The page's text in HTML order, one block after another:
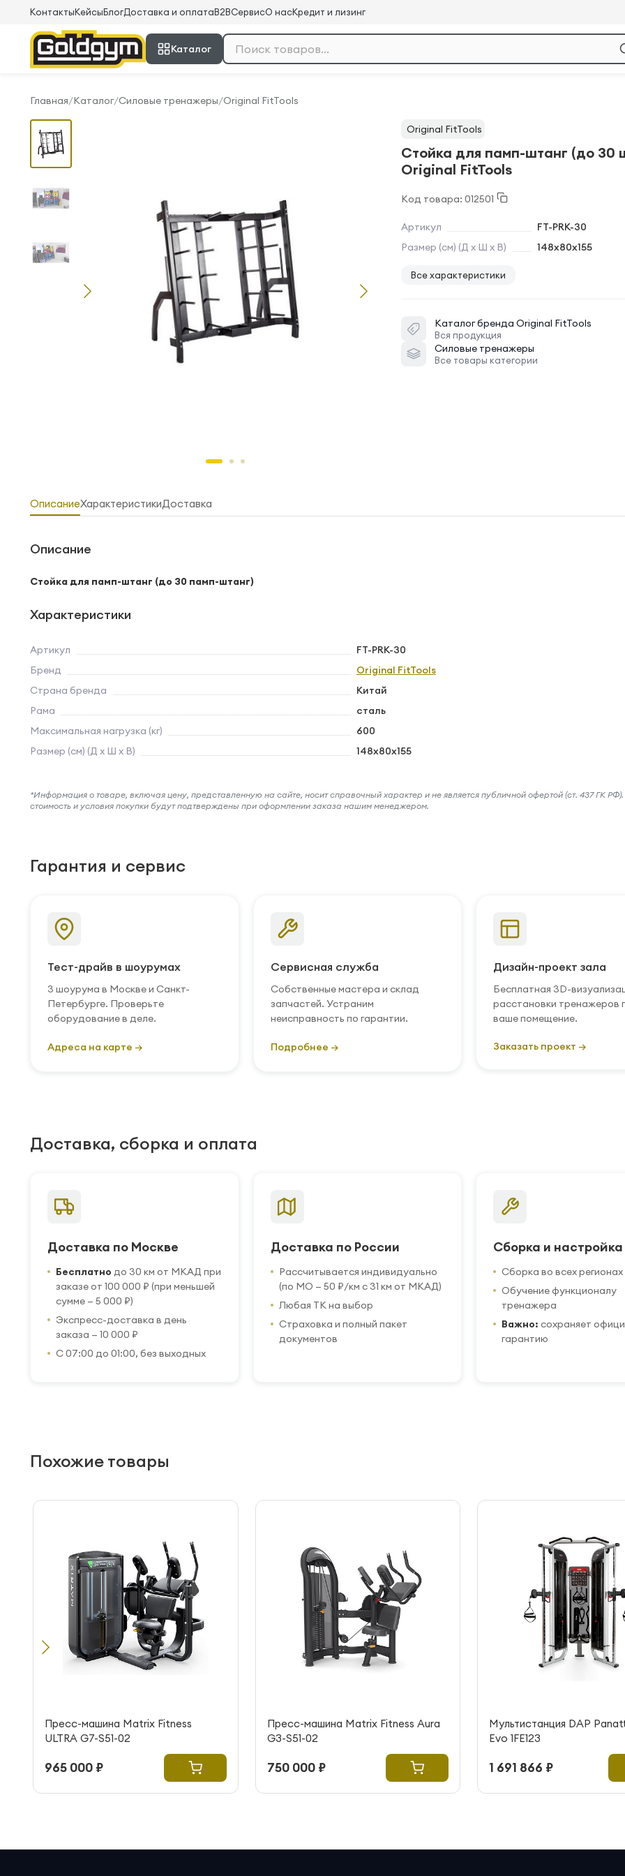
КонтактыКейсыБлогДоставка и оплатаB2BСервисО насКредит и лизинг
Каталог
Главная/Каталог/Силовые тренажеры/Original FitTools
Original FitTools
Стойка для памп-штанг (до 30
Original FitTools
Код товара: 012501
Артикул
FT-PRK-30
Размер (см) (Д х Ш х В)
148х80х155
Все характеристики
Каталог бренда Original FitTools
Вся продукция
Силовые тренажеры
Все товары категории
ОписаниеХарактеристикиДоставка
Описание
Стойка для памп-штанг (до 30 памп-штанг)
Характеристики
Артикул
FT-PRK-30
Бренд
Original FitTools
Страна бренда
Китай
Рама
сталь
Максимальная нагрузка (кг)
600
Размер (см) (Д х Ш х В)
148х80х155
*Информация о товаре, включая цену, представленную на сайте, носит справочный характер и не является публичной офертой (ст. 437 ГК РФ).
стоимость и условия покупки будут подтверждены при оформлении заказа нашим менеджером.
Гарантия и сервис
Тест-драйв в шоурумах
3 шоурума в Москве и Санкт-
Петербурге. Проверьте
оборудование в деле.
Адреса на карте →
Сервисная служба
Собственные мастера и склад
запчастей. Устраним
неисправность по гарантии.
Подробнее →
Дизайн-проект зала
Бесплатная 3D-
расстановки тренажеров
ваше помещение.
Заказать проект →
Доставка, сборка и оплата
Доставка по Москве
Бесплатно до 30 км от МКАД при
заказе от 100 000 ₽ (при меньшей
сумме — 5 000 ₽)
Экспресс-доставка в день
заказа — 10 000 ₽
С 07:00 до 01:00, без выходных
Доставка по России
Рассчитывается индивидуально
(по МО — 50 ₽/км с 31 км от МКАД)
Любая ТК на выбор
Страховка и полный пакет
документов
Сборка и настройка
Сборка во всех
Обучение функционалу
тренажера
Важно: сохраняет
гарантию
Похожие товары
Пресс-машина Matrix Fitness
ULTRA G7-S51-02
965 000 ₽
Пресс-машина Matrix Fitness Aura
G3-S51-02
750 000 ₽
Мультистанция DAP
Evo 1FE123
1 691 866 ₽